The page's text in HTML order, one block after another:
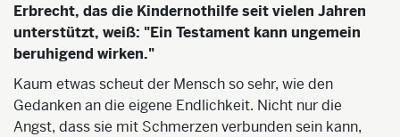
Erbrecht, das die Kindernothilfe seit vielen Jahren
unterstützt, weiß: "Ein Testament kann ungemein
beruhigend wirken."
Kaum etwas scheut der Mensch so sehr, wie den
Gedanken an die eigene Endlichkeit. Nicht nur die
Angst, dass sie mit Schmerzen verbunden sein kann,